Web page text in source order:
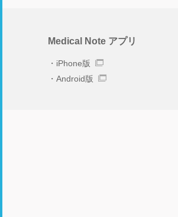
Medical Note アプリ
iPhone版
Android版